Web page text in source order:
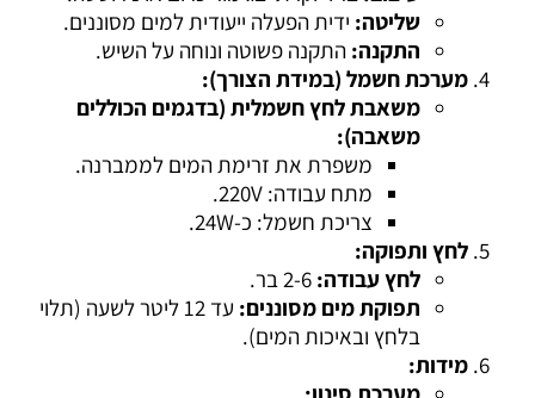
שליטה: ידית הפעלה ייעודית למים מסוננים.
התקנה: התקנה פשוטה ונוחה על השיש.
מערכת חשמל (במידת הצורך):
משאבת לחץ חשמלית (בדגמים הכוללים
משאבה):
משפרת את זרימת המים לממברנה.
מתח עבודה: 220V.
צריכת חשמל: כ-24W.
לחץ ותפוקה:
לחץ עבודה:
תפוקת מים מסוננים:
עד 12 ליטר לשעה (תלוי
בלחץ ובאיכות המים).
מידות: